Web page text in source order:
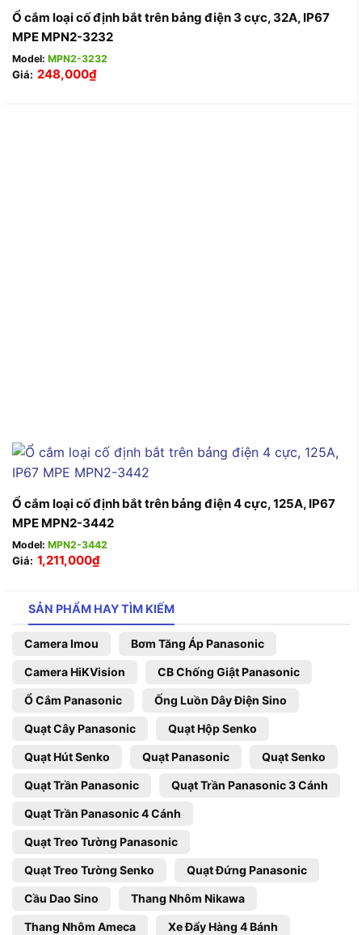
Ổ cắm loại cố định bắt trên bảng điện 3 cực, 32A, IP67
MPE MPN2-3232
Model: MPN2-3232
Giá: 248,000₫
Ổ cắm loại cố định bắt trên bảng điện 4 cực, 125A, IP67
MPE MPN2-3442
Model: MPN2-3442
Giá: 1,211,000₫
SẢN PHẨM HAY TÌM KIẾM
Camera Imou Bơm Tăng Áp Panasonic
Camera HiKVision CB Chống Giật Panasonic
Ổ Cắm Panasonic Ống Luồn Dây Điện Sino
Quạt Cây Panasonic Quạt Hộp Senko
Quạt Hút Senko Quạt Panasonic Quạt Senko
Quạt Trần Panasonic Quạt Trần Panasonic 3 Cánh
Quạt Trần Panasonic 4 Cánh
Quạt Treo Tường Panasonic
Quạt Treo Tường Senko Quạt Đứng Panasonic
Cầu Dao Sino Thang Nhôm Nikawa
Thang Nhôm Ameca Xe Đẩy Hàng 4 Bánh